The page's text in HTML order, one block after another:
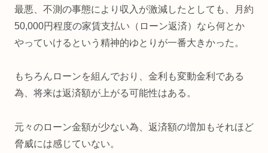
最悪、不測の事態により収入が激減したとしても、月約
50,000円程度の家賃支払い（ローン返済）なら何とか
やっていけるという精神的ゆとりが一番大きかった。
もちろんローンを組んでおり、金利も変動金利である
為、将来は返済額が上がる可能性はある。
元々のローン金額が少ない為、返済額の増加もそれほど
脅威には感じていない。